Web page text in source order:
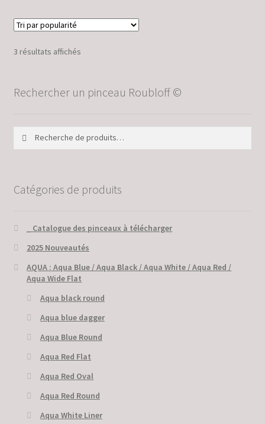
3 résultats affichésTrié
Rechercher un pinceau Roubloff ©
Catégories de produits
_ Catalogue des pinceaux à télécharger
2025 Nouveautés
AQUA : Aqua Blue / Aqua Black / Aqua White / Aqua Red /
Aqua Wide Flat
Aqua black round
Aqua blue dagger
Aqua Blue Round
Aqua Red Flat
Aqua Red Oval
Aqua Red Round
Aqua White Liner